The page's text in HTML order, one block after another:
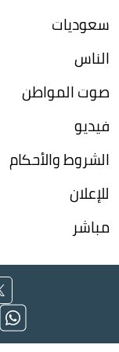
سعوديات
الناس
صوت المواطن
فيديو
الشروط والأحكام
للإعلان
مباشر